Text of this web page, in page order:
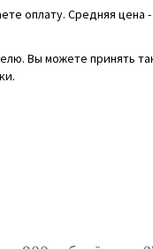
оплату. Средняя цена
Вы можете принять